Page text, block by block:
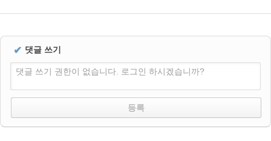
✔ 댓글 쓰기
댓글 쓰기 권한이 없습니다. 로그인 하시겠습니까?